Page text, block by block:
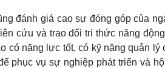
đánh giá cao sự đóng góp của
cứu và trao đổi tri thức năng
có năng lực tốt, có kỹ năng quản
phục vụ sự nghiệp phát triển và